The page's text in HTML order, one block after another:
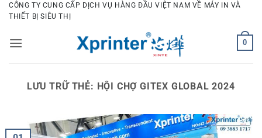
Bỏ
qua
dung
CÔNG TY CUNG CẤP DỊCH VỤ HÀNG ĐẦU VIỆT NAM VỀ MÁY IN VÀ
THIẾT BỊ SIÊU THỊ
0
LƯU TRỮ THẺ: HỘI CHỢ GITEX GLOBAL 2024